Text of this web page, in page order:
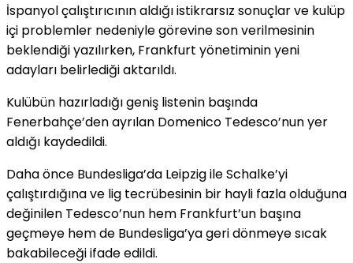
İspanyol çalıştırıcının aldığı istikrarsız sonuçlar ve kulüp
içi problemler nedeniyle görevine son verilmesinin
beklendiği yazılırken, Frankfurt yönetiminin yeni
adayları belirlediği aktarıldı.
Kulübün hazırladığı geniş listenin başında
Fenerbahçe’den ayrılan Domenico Tedesco’nun yer
aldığı kaydedildi.
Daha önce Bundesliga’da Leipzig ile Schalke’yi
çalıştırdığına ve lig tecrübesinin bir hayli fazla olduğuna
değinilen Tedesco’nun hem Frankfurt’un başına
geçmeye hem de Bundesliga’ya geri dönmeye sıcak
bakabileceği ifade edildi.